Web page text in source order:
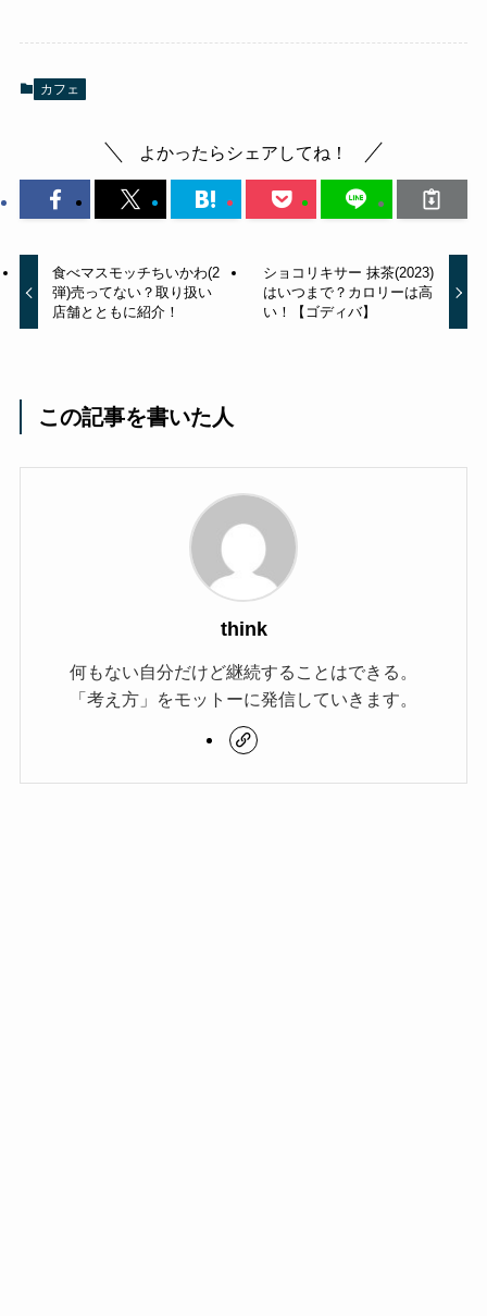
カフェ
よかったらシェアしてね！
食べマスモッチちいかわ(2
弾)売ってない？取り扱い
店舗とともに紹介！
ショコリキサー 抹茶(2023)
はいつまで？カロリーは高
い！【ゴディバ】
この記事を書いた人
think
何もない自分だけど継続することはできる。
「考え方」をモットーに発信していきます。